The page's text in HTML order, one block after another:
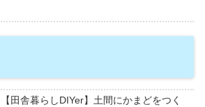
【田舎暮らしDIYer】土間にかまどをつく